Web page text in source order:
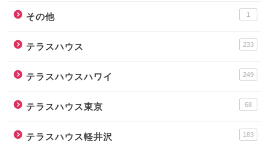
その他 1
テラスハウス 233
テラスハウスハワイ 249
テラスハウス東京 68
テラスハウス軽井沢 183